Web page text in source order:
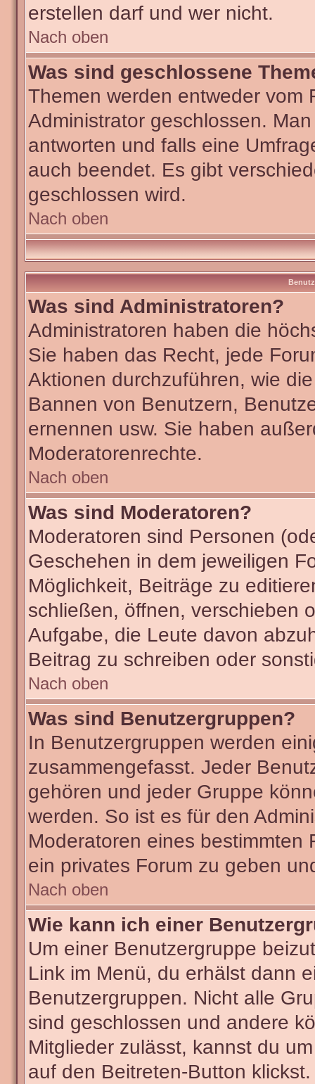
erstellen darf und wer nicht.
Nach oben
Was sind geschlossene
Themen werden entweder vom
Administrator geschlossen.
antworten und falls eine
auch beendet. Es gibt
geschlossen wird.
Nach oben
Was sind Administratoren?
Administratoren haben die
Sie haben das Recht, jede
Aktionen durchzuführen, wie
Bannen von Benutzern,
ernennen usw. Sie haben
Moderatorenrechte.
Nach oben
Was sind Moderatoren?
Moderatoren sind Personen
Geschehen in dem jeweiligen
Möglichkeit, Beiträge zu
schließen, öffnen, verschieben
Aufgabe, die Leute davon
Beitrag zu schreiben oder
Nach oben
Was sind Benutzergruppen?
In Benutzergruppen werden
zusammengefasst. Jeder
gehören und jeder Gruppe
werden. So ist es für den
Moderatoren eines bestimmten
ein privates Forum zu geben
Nach oben
Wie kann ich einer
Um einer Benutzergruppe
Link im Menü, du erhälst dann
Benutzergruppen. Nicht alle
sind geschlossen und andere
Mitglieder zulässt, kannst du
auf den Beitreten-Button